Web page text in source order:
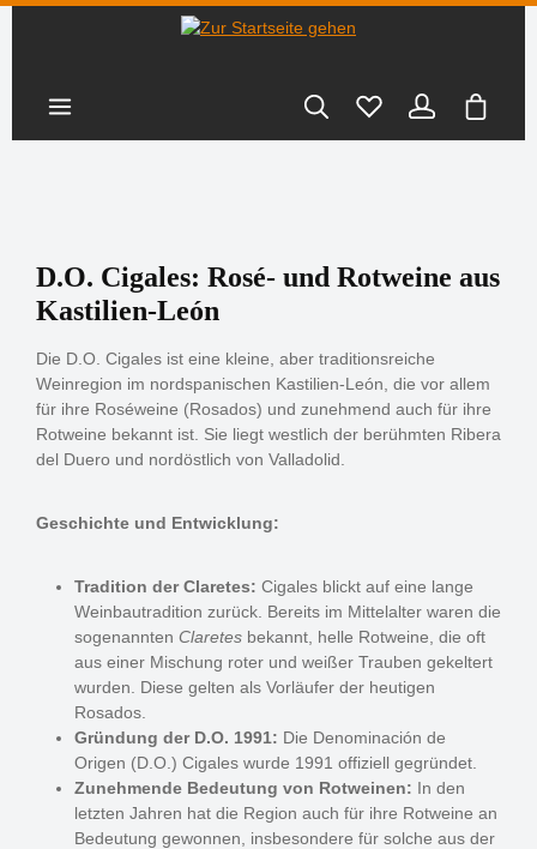
D.O. Cigales: Rosé- und Rotweine aus
Kastilien-León
Die D.O. Cigales ist eine kleine, aber traditionsreiche
Weinregion im nordspanischen Kastilien-León, die vor allem
für ihre Roséweine (Rosados) und zunehmend auch für ihre
Rotweine bekannt ist. Sie liegt westlich der berühmten Ribera
del Duero und nordöstlich von Valladolid.
Geschichte und Entwicklung:
Tradition der Claretes: Cigales blickt auf eine lange
Weinbautradition zurück. Bereits im Mittelalter waren die
sogenannten Claretes bekannt, helle Rotweine, die oft
aus einer Mischung roter und weißer Trauben gekeltert
wurden. Diese gelten als Vorläufer der heutigen
Rosados.
Gründung der D.O. 1991: Die Denominación de
Origen (D.O.) Cigales wurde 1991 offiziell gegründet.
Zunehmende Bedeutung von Rotweinen: In den
letzten Jahren hat die Region auch für ihre Rotweine an
Bedeutung gewonnen, insbesondere für solche aus der